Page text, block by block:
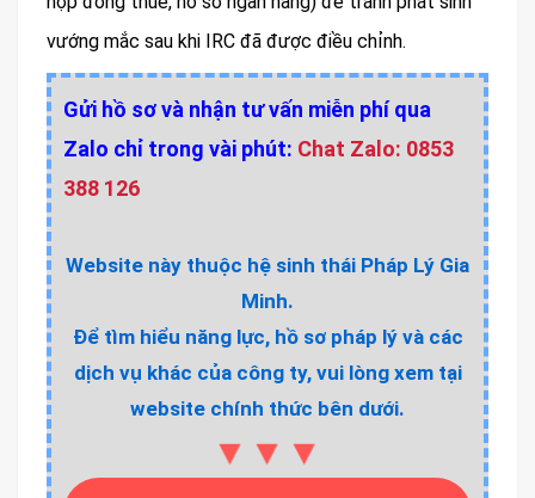
vướng mắc sau khi IRC đã được điều chỉnh.
Gửi hồ sơ và nhận tư vấn miễn phí qua
Zalo chỉ trong vài phút: Chat Zalo: 0853
388 126
Website này thuộc hệ sinh thái Pháp Lý Gia
Minh.
Để tìm hiểu năng lực, hồ sơ pháp lý và các
dịch vụ khác của công ty, vui lòng xem tại
website chính thức bên dưới.
▼▼▼